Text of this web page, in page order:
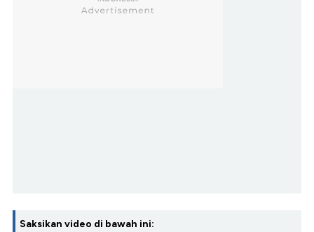
Saksikan video di bawah ini: